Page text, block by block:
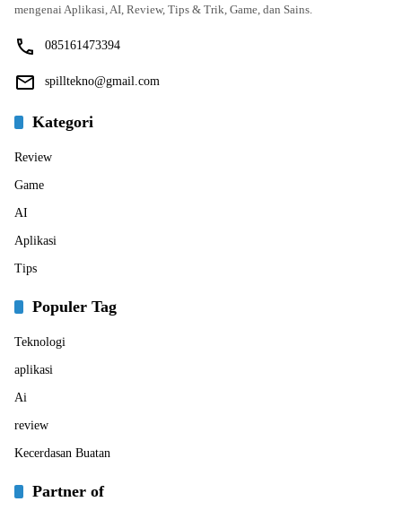
mengenai Aplikasi, AI, Review, Tips & Trik, Game, dan Sains.
085161473394
spilltekno@gmail.com
Kategori
Review
Game
AI
Aplikasi
Tips
Populer Tag
Teknologi
aplikasi
Ai
review
Kecerdasan Buatan
Partner of